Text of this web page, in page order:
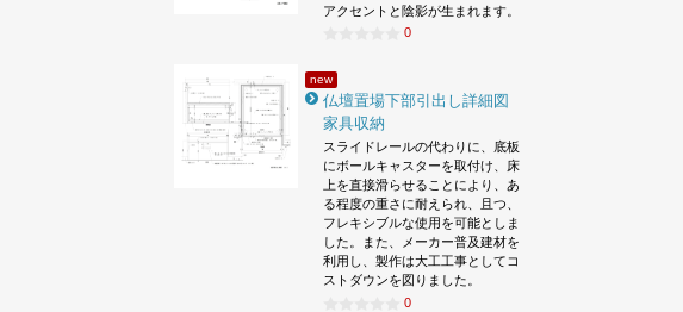
アクセントと陰影が生まれます。
0
new
仏壇置場下部引出し詳細図
家具収納
スライドレールの代わりに、底板
にボールキャスターを取付け、床
上を直接滑らせることにより、あ
る程度の重さに耐えられ、且つ、
フレキシブルな使用を可能としま
した。また、メーカー普及建材を
利用し、製作は大工工事としてコ
ストダウンを図りました。
0